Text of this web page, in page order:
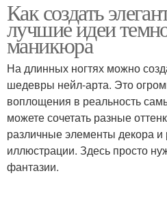
Образ с маникюром
Оттенки в маникюре
Маникюр для коротких
Как создать
лучшие идеи
маникюра
На длинных ногтях можно
шедевры нейл-арта. Это
воплощения в реальность
можете сочетать разные
различные элементы декора и
иллюстрации. Здесь просто
фантазии.